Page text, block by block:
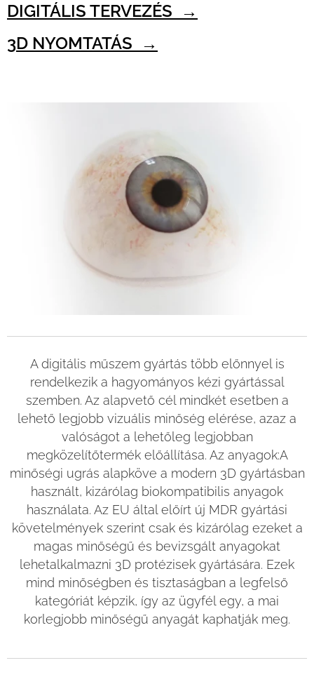
DIGITÁLIS TERVEZÉS →
3D NYOMTATÁS →
A digitális műszem gyártás több előnnyel is
rendelkezik a hagyományos kézi gyártással
szemben. Az alapvető cél mindkét esetben a
lehető legjobb vizuális minőség elérése, azaz a
valóságot a lehetőleg legjobban
megközelítőtermék előállítása. Az anyagok:A
minőségi ugrás alapköve a modern 3D gyártásban
használt, kizárólag biokompatibilis anyagok
használata. Az EU által előírt új MDR gyártási
követelmények szerint csak és kizárólag ezeket a
magas minőségű és bevizsgált anyagokat
lehetalkalmazni 3D protézisek gyártására. Ezek
mind minőségben és tisztaságban a legfelső
kategóriát képzik, így az ügyfél egy, a mai
korlegjobb minőségű anyagát kaphatják meg.